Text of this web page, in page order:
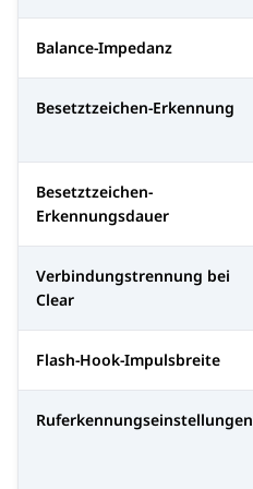
Balance-Impedanz
Besetztzeichen-Erkennung
Besetztzeichen-
Erkennungsdauer
Verbindungstrennung bei
Clear
Flash-Hook-Impulsbreite
Ruferkennungseinstellungen